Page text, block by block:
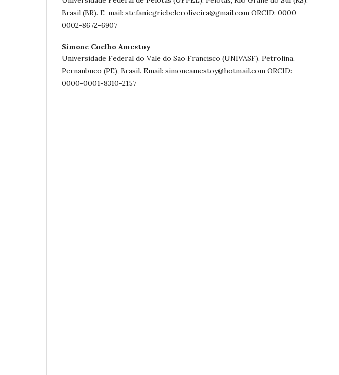
Brasil (BR). E-mail: stefaniegriebeleroliveira@gmail.com ORCID: 0000-
0002-8672-6907
Simone Coelho Amestoy
Universidade Federal do Vale do São Francisco (UNIVASF). Petrolina,
Pernanbuco (PE), Brasil. Email: simoneamestoy@hotmail.com ORCID:
0000-0001-8310-2157